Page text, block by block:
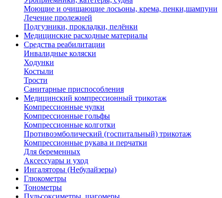
Моющие и очищающие лосьоны, крема, пенки,шампуни
Лечение пролежней
Подгузники, прокладки, пелёнки
Медицинские расходные материалы
Средства реабилитации
Инвалидные коляски
Ходунки
Костыли
Трости
Санитарные приспособления
Медицинский компрессионный трикотаж
Компрессионные чулки
Компрессионные гольфы
Компрессионные колготки
Противоэмболический (госпитальный) трикотаж
Компрессионные рукава и перчатки
Для беременных
Аксессуары и уход
Ингаляторы (Небулайзеры)
Глюкометры
Тонометры
Пульсоксиметры, шагомеры,